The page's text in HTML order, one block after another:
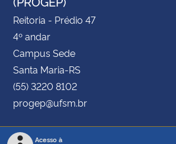
Reitoria - Prédio 47
4º andar
Campus Sede
Santa Maria-RS
(55) 3220 8102
progep@ufsm.br
Acesso à